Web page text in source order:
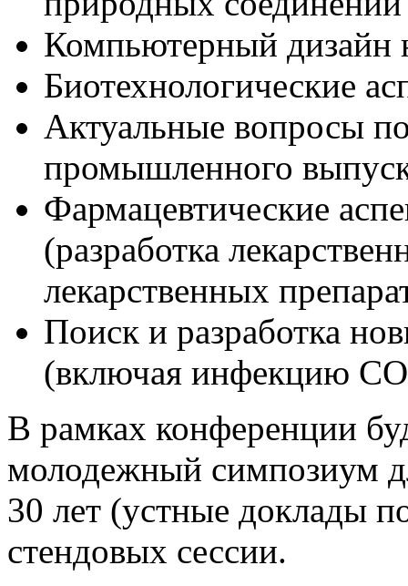
Компьютерный дизайн
Биотехнологические
Актуальные вопросы
промышленного
Фармацевтические
(разработка
лекарственных
Поиск и разработка
(включая инфекцию
В рамках конференции
молодежный симпозиум
30 лет (устные доклады
стендовых сессии.